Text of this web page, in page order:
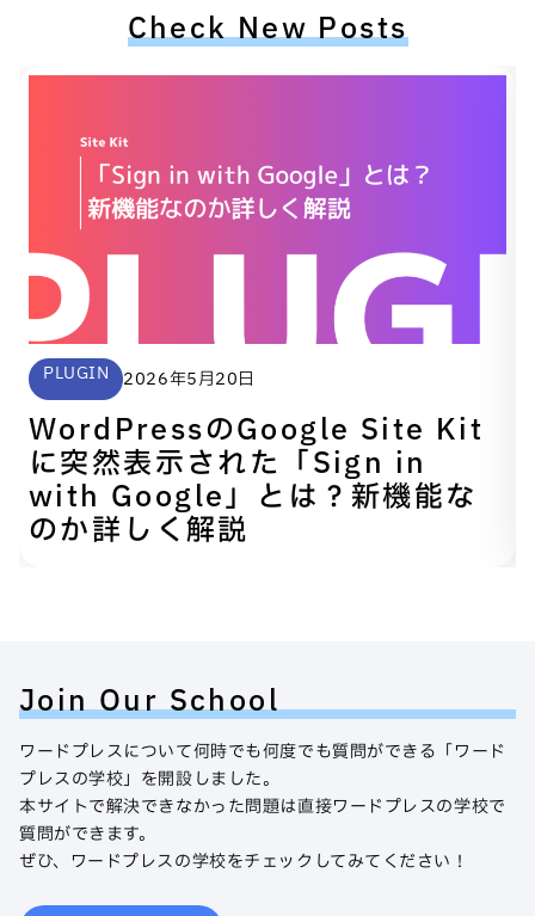
Check New Posts
PLUGIN 2026年5月20日
WordPressのGoogle Site Kit
に突然表示された「Sign in
with Google」とは？新機能な
のか詳しく解説
Join Our School
ワードプレスについて何時でも何度でも質問ができる「ワード
プレスの学校」を開設しました。
本サイトで解決できなかった問題は直接ワードプレスの学校で
質問ができます。
ぜひ、ワードプレスの学校をチェックしてみてください！